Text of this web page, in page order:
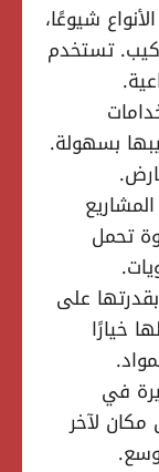
شيوعًا،
تستخدم
بسهولة.
تحمل
على
خيارًا
في
لآخر